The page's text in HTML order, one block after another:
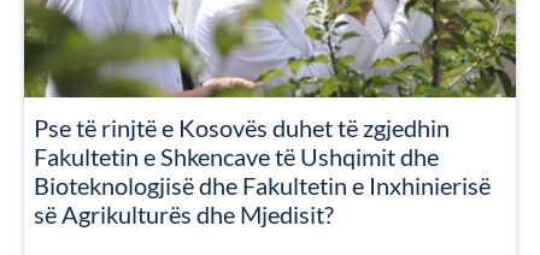
Pse të rinjtë e Kosovës duhet të zgjedhin
Fakultetin e Shkencave të Ushqimit dhe
Bioteknologjisë dhe Fakultetin e Inxhinierisë
së Agrikulturës dhe Mjedisit?